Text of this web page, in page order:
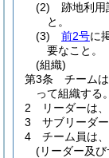
(2)
跡地利用
と。
(3)
前2号に
要なこと。
(組織)
第3条
チーム
って組織する。
2
リーダーは
3
サブリーダ
4
チーム員は、
(リーダー及